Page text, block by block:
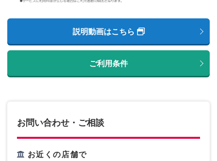
説明動画はこちら
ご利用条件
お問い合わせ・ご相談
お近くの店舗で